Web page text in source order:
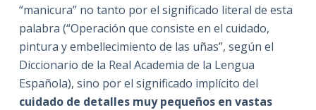
“manicura” no tanto por el significado literal de esta
palabra (“Operación que consiste en el cuidado,
pintura y embellecimiento de las uñas”, según el
Diccionario de la Real Academia de la Lengua
Española), sino por el significado implícito del
cuidado de detalles muy pequeños en vastas